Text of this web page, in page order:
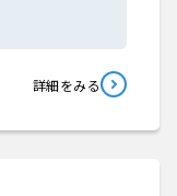
詳細をみる